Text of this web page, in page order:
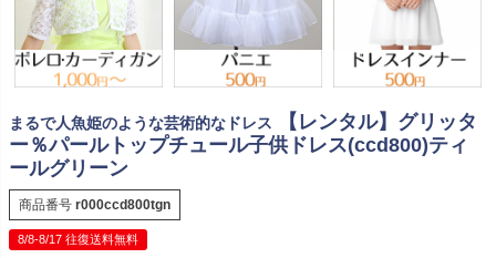
まるで人魚姫のような芸術的なドレス
【レンタル】グリッタ
ー％パールトップチュール子供ドレス(ccd800)ティ
ールグリーン
商品番号 r000ccd800tgn
8/8-8/17 往復送料無料